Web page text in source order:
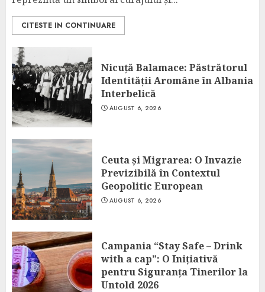
CITESTE IN CONTINUARE
Nicuță Balamace: Păstrătorul
Identității Aromâne în Albania
Interbelică
AUGUST 6, 2026
Ceuta și Migrarea: O Invazie
Previzibilă în Contextul
Geopolitic European
AUGUST 6, 2026
Campania “Stay Safe – Drink
with a cap”: O Inițiativă
pentru Siguranța Tinerilor la
Untold 2026